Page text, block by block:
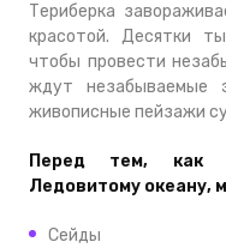
Териберка
красотой. Десятки
чтобы провести
ждут незабываемые
живописные пейзажи
Перед тем, как
Ледовитому океану,
Сейды